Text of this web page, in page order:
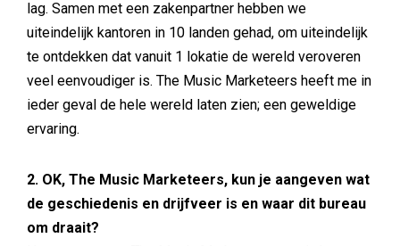
lag. Samen met een zakenpartner hebben we
uiteindelijk kantoren in 10 landen gehad, om uiteindelijk
te ontdekken dat vanuit 1 lokatie de wereld veroveren
veel eenvoudiger is. The Music Marketeers heeft me in
ieder geval de hele wereld laten zien; een geweldige
ervaring.
2. OK, The Music Marketeers, kun je aangeven wat
de geschiedenis en drijfveer is en waar dit bureau
om draait?